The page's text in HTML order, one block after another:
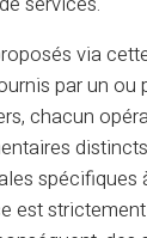
parce
une carte que
via
par un ou
chacun
spécifiques
est